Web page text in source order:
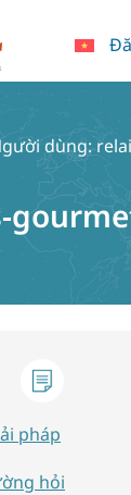
dùng:
pháp
hỏi